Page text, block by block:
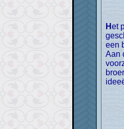
Het passagiersgedeelte is hoger dan het chauffeursgedeelte, en je kan zo van het ene naar het andere deel. Er is dus geen
een
Aan